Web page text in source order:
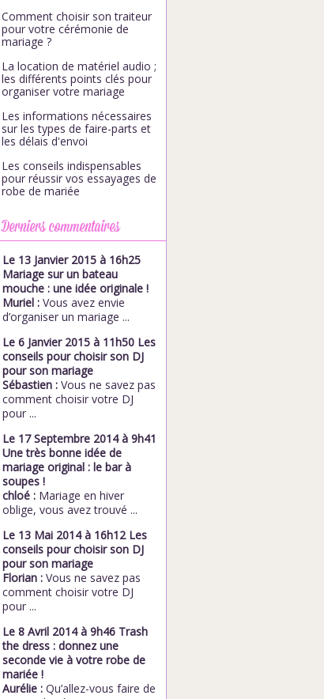
Comment choisir son traiteur
pour votre cérémonie de
mariage ?
La location de matériel audio ;
les différents points clés pour
organiser votre mariage
Les informations nécessaires
sur les types de faire-parts et
les délais d'envoi
Les conseils indispensables
pour réussir vos essayages de
robe de mariée
Derniers commentaires
Le 13 Janvier 2015 à 16h25
Mariage sur un bateau
mouche : une idée originale !
Muriel : Vous avez envie
d’organiser un mariage ...
Le 6 Janvier 2015 à 11h50 Les
conseils pour choisir son DJ
pour son mariage
Sébastien : Vous ne savez pas
comment choisir votre DJ
pour ...
Le 17 Septembre 2014 à 9h41
Une très bonne idée de
mariage original : le bar à
soupes !
chloé : Mariage en hiver
oblige, vous avez trouvé ...
Le 13 Mai 2014 à 16h12 Les
conseils pour choisir son DJ
pour son mariage
Florian : Vous ne savez pas
comment choisir votre DJ
pour ...
Le 8 Avril 2014 à 9h46 Trash
the dress : donnez une
seconde vie à votre robe de
mariée !
Aurélie : Qu’allez-vous faire de